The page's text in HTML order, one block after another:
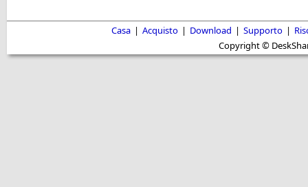
Casa | Acquisto | Download | Supporto |
Copyright ©